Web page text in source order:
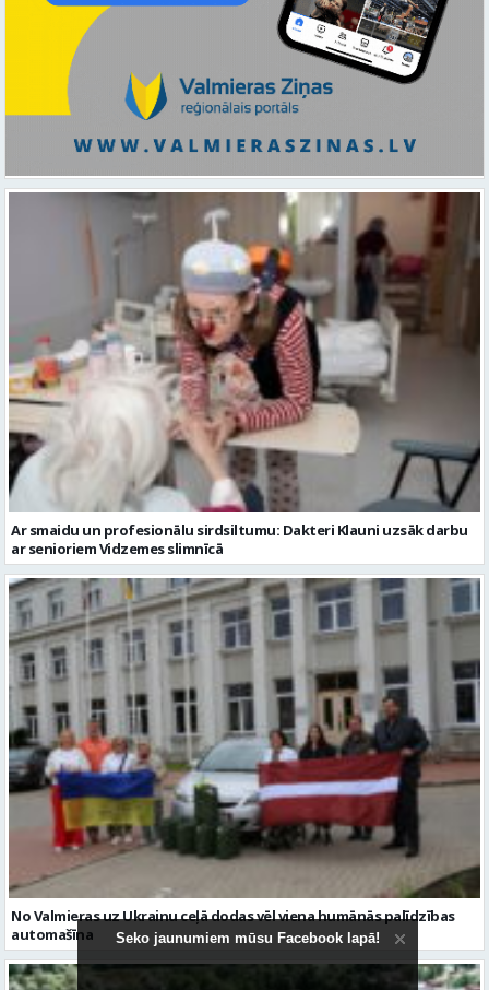
Ar smaidu un profesionālu sirdsiltumu: Dakteri Klauni uzsāk darbu
ar senioriem Vidzemes slimnīcā
No Valmieras uz Ukrainu ceļā dodas vēl viena humānās palīdzības
automašīna
Seko jaunumiem mūsu Facebook lapā!